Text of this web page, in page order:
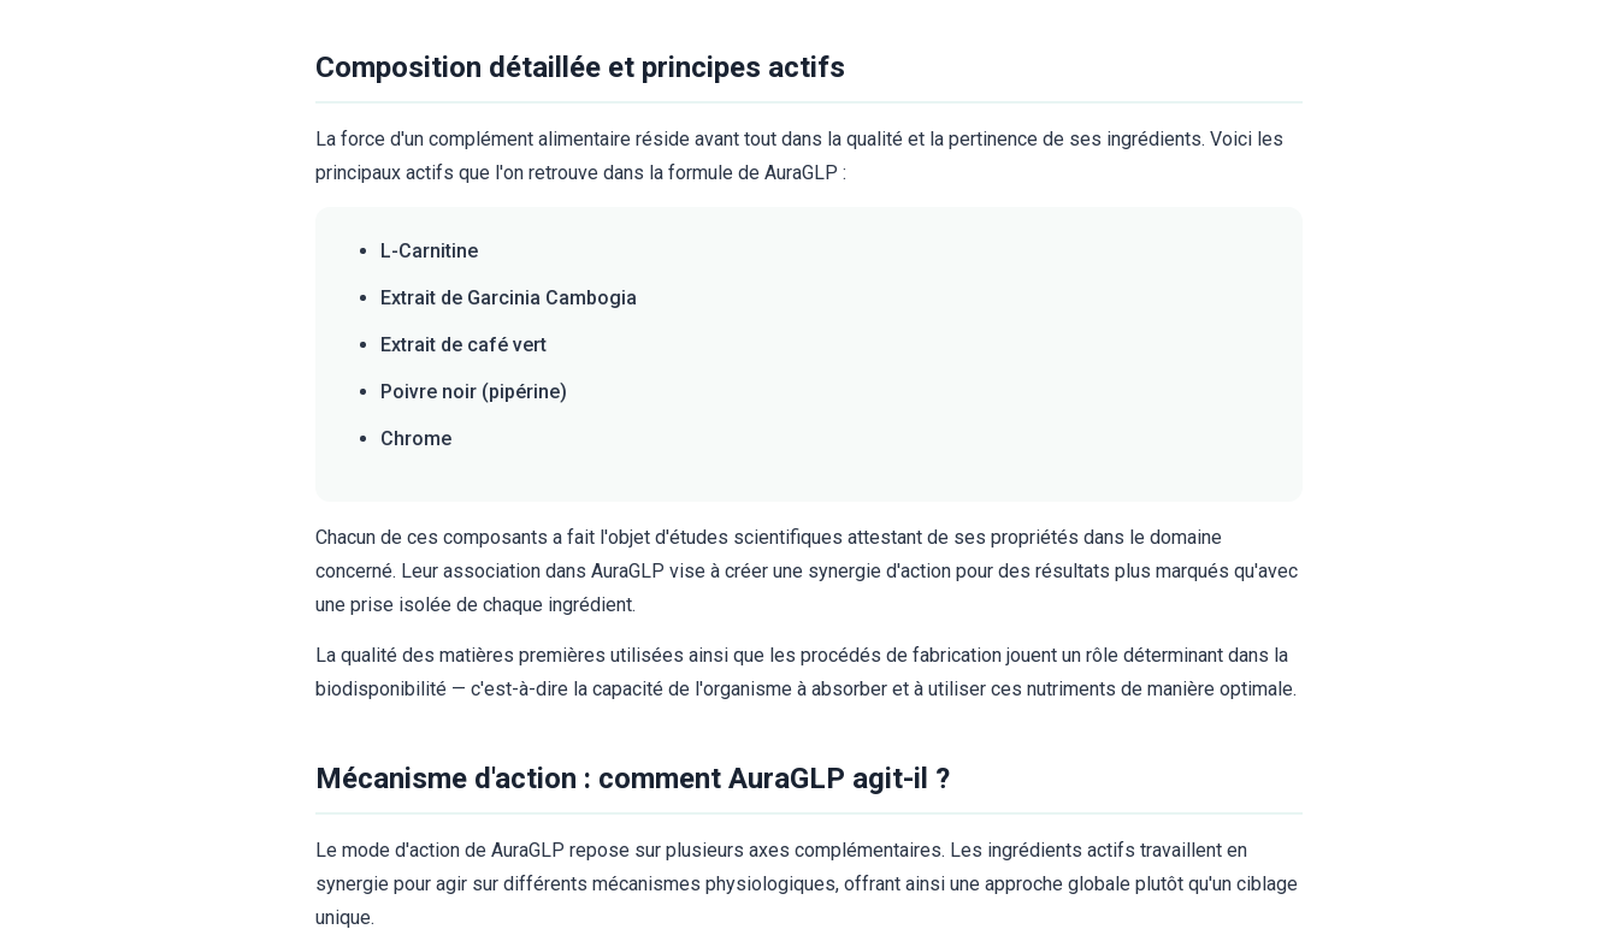
Composition détaillée et principes actifs
La force d'un complément alimentaire réside avant tout dans la qualité et la pertinence de ses ingrédients. Voici les
principaux actifs que l'on retrouve dans la formule de AuraGLP :
L-Carnitine
Extrait de Garcinia Cambogia
Extrait de café vert
Poivre noir (pipérine)
Chrome
Chacun de ces composants a fait l'objet d'études scientifiques attestant de ses propriétés dans le domaine
concerné. Leur association dans AuraGLP vise à créer une synergie d'action pour des résultats plus marqués qu'avec
une prise isolée de chaque ingrédient.
La qualité des matières premières utilisées ainsi que les procédés de fabrication jouent un rôle déterminant dans la
biodisponibilité — c'est-à-dire la capacité de l'organisme à absorber et à utiliser ces nutriments de manière optimale.
Mécanisme d'action : comment AuraGLP agit-il ?
Le mode d'action de AuraGLP repose sur plusieurs axes complémentaires. Les ingrédients actifs travaillent en
synergie pour agir sur différents mécanismes physiologiques, offrant ainsi une approche globale plutôt qu'un ciblage
unique.